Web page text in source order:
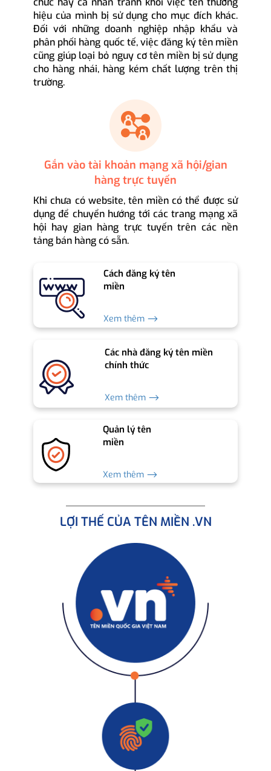
hiệu của mình bị sử dụng cho mục đích khác.
Đối với những doanh nghiệp nhập khẩu và
phân phối hàng quốc tế, việc đăng ký tên miền
cũng giúp loại bỏ nguy cơ tên miền bị sử dụng
cho hàng nhái, hàng kém chất lượng trên thị
trường.
Gắn vào tài khoản mạng xã hội/gian
hàng trực tuyến
Khi chưa có website, tên miền có thể được sử
dụng để chuyển hướng tới các trang mạng xã
hội hay gian hàng trực tuyến trên các nền
tảng bán hàng có sẵn.
Cách đăng ký tên
miền
Xem thêm ⟶
Các nhà đăng ký tên miền
chính thức
Xem thêm ⟶
Quản lý tên
miền
Xem thêm ⟶
LỢI THẾ CỦA TÊN MIỀN .VN